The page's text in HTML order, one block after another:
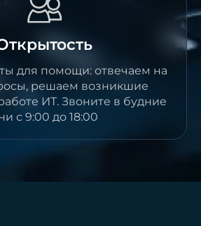
для помощи: отвечаем на
решаем возникшие
ИТ. Звоните в будние
с 9:00 до 18:00